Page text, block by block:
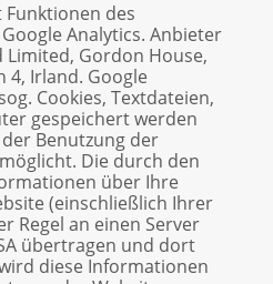
Funktionen des
Analytics. Anbieter
Limited, Gordon House,
4, Irland. Google
Cookies, Textdateien,
gespeichert werden
Benutzung der
Die durch den
über Ihre
(einschließlich Ihrer
Regel an einen Server
übertragen und dort
diese Informationen